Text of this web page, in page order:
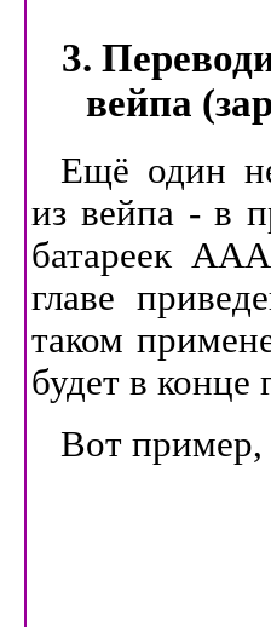
3.
вейпа
Ещё один
из вейпа - в
батареек
главе
таком
будет в конце
Вот пример,